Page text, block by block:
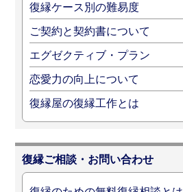
復縁ケース別の難易度
ご契約と契約書について
エグゼクティブ・プラン
恋愛力の向上について
復縁屋の復縁工作とは
復縁ご相談・お問い合わせ